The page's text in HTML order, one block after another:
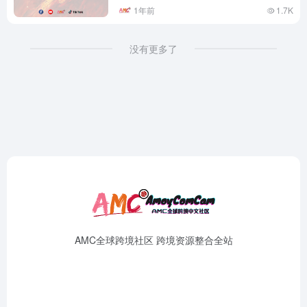
1年前 1.7K
没有更多了
AMC全球跨境社区 跨境资源整合全站